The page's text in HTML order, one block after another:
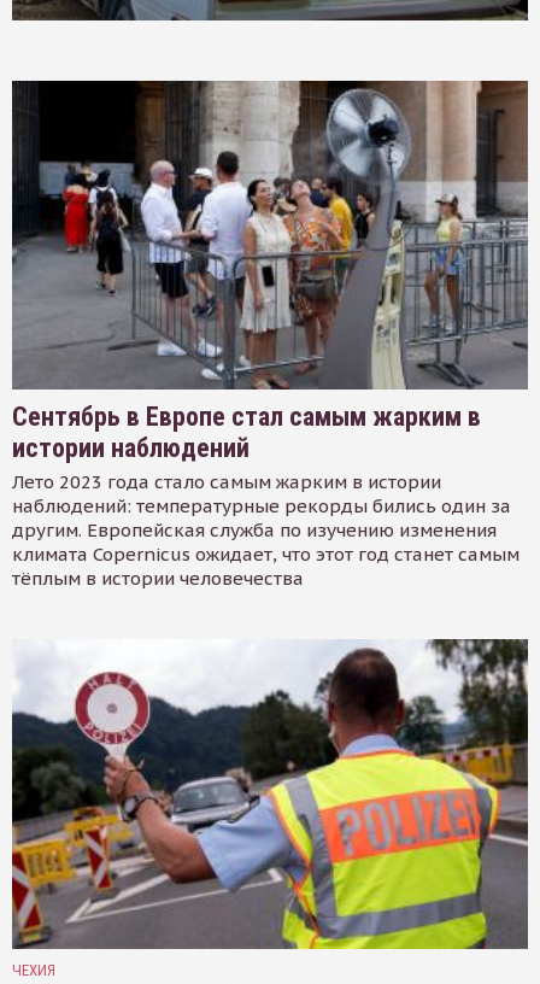
Сентябрь в Европе стал самым жарким в
истории наблюдений
Лето 2023 года стало самым жарким в истории
наблюдений: температурные рекорды бились один за
другим. Европейская служба по изучению изменения
климата Copernicus ожидает, что этот год станет самым
тёплым в истории человечества
ЧЕХИЯ